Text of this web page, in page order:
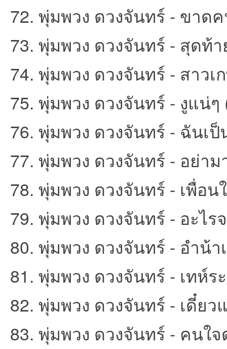
72. พุ่มพวง ดวงจันทร์ - ขาด
73. พุ่มพวง ดวงจันทร์ - สุดท้
74. พุ่มพวง ดวงจันทร์ - สาวเ
75. พุ่มพวง ดวงจันทร์ - งูแน่ๆ
76. พุ่มพวง ดวงจันทร์ - ฉันเป็
77. พุ่มพวง ดวงจันทร์ - อย่า
78. พุ่มพวง ดวงจันทร์ - เพื่อน
79. พุ่มพวง ดวงจันทร์ - อะไ
80. พุ่มพวง ดวงจันทร์ - อำน้า
81. พุ่มพวง ดวงจันทร์ - เทห์ร
82. พุ่มพวง ดวงจันทร์ - เดี๋ยว
83. พุ่มพวง ดวงจันทร์ - คนใจ